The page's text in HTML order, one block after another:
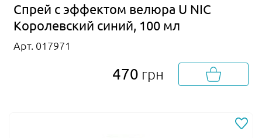
Спрей с эффектом велюра U NIC
Королевский синий, 100 мл
Арт. 017971
470 грн